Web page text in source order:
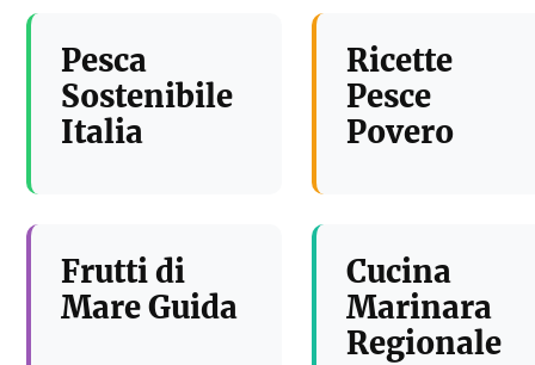
Pesca
Sostenibile
Italia
Ricette
Pesce
Povero
Frutti di
Mare Guida
Cucina
Marinara
Regionale